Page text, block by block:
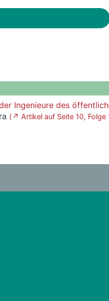
Ingenieure des
( ↗ Artikel auf Seite 10, Folge